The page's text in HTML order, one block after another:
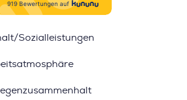
Sozialleistungen